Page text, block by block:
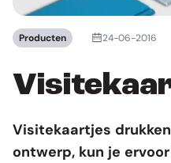
Producten 24-06-2016
Visitekaartjes drukken
ontwerp, kun je